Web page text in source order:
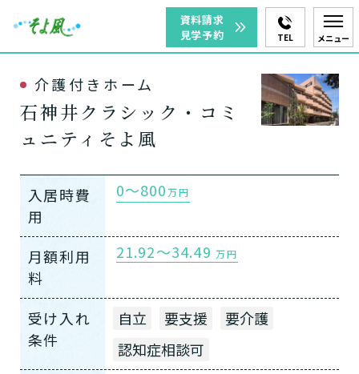
資料請求
見学予約
TEL メニュー
介護付きホーム
石神井クラシック・コミ
ュニティそよ風
入居時費
用
0～800万円
月額利用
料
21.92～34.49 万円
受け入れ
条件
自立 要支援
要介護
認知症相談可